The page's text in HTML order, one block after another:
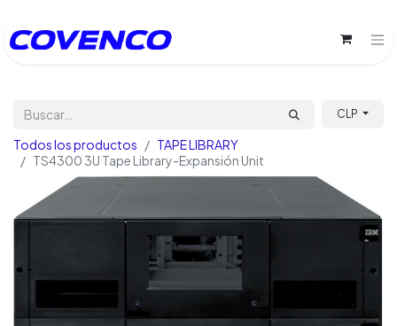
CLP
Todos los productos
TAPE LIBRARY
TS4300 3U Tape Library-Expansión Unit